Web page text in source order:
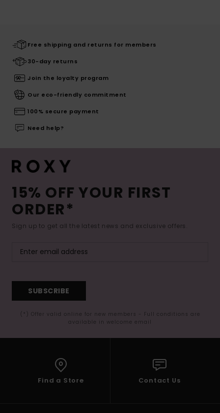
Free shipping and returns for members
30-day returns
Join the loyalty program
Our eco-friendly commitment
100% secure payment
Need help?
15% OFF YOUR FIRST
ORDER*
Sign up to get all the latest news and exclusive offers.
SUBSCRIBE
(*) Offer valid online for new members - Full conditions are
available in welcome email
Find a Store Contact Us